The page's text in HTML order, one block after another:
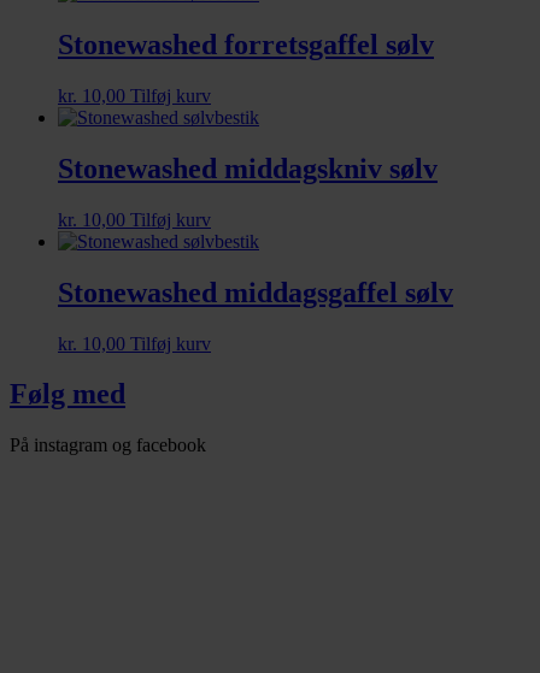
Stonewashed forretsgaffel sølv
kr. 10,00 Tilføj kurv
Stonewashed middagskniv sølv
kr. 10,00 Tilføj kurv
Stonewashed middagsgaffel sølv
kr. 10,00 Tilføj kurv
Følg med
På instagram og facebook